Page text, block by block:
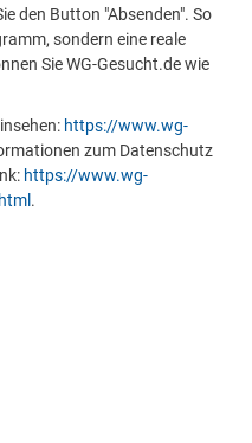
den Button "Absenden". So
sondern eine reale
Sie WG-Gesucht.de wie
https://www.wg-
zum Datenschutz
https://www.wg-
.